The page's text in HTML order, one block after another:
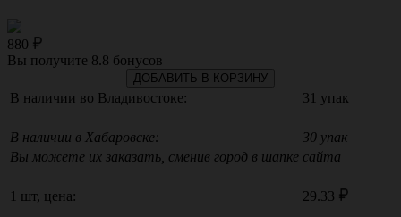
880
Вы получите 8.8 бонусов
ДОБАВИТЬ В КОРЗИНУ
В наличии во Владивостоке: 31 упак
В наличии в Хабаровске:
30 упак
Вы можете их заказать, сменив город в шапке сайта
1 шт, цена: 29.33